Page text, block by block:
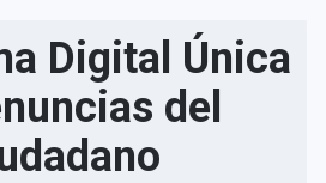
Digital Única
del